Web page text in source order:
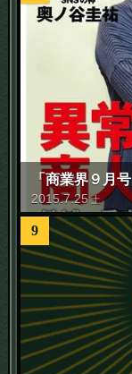
「商業界９月
2015.7.25 土
9